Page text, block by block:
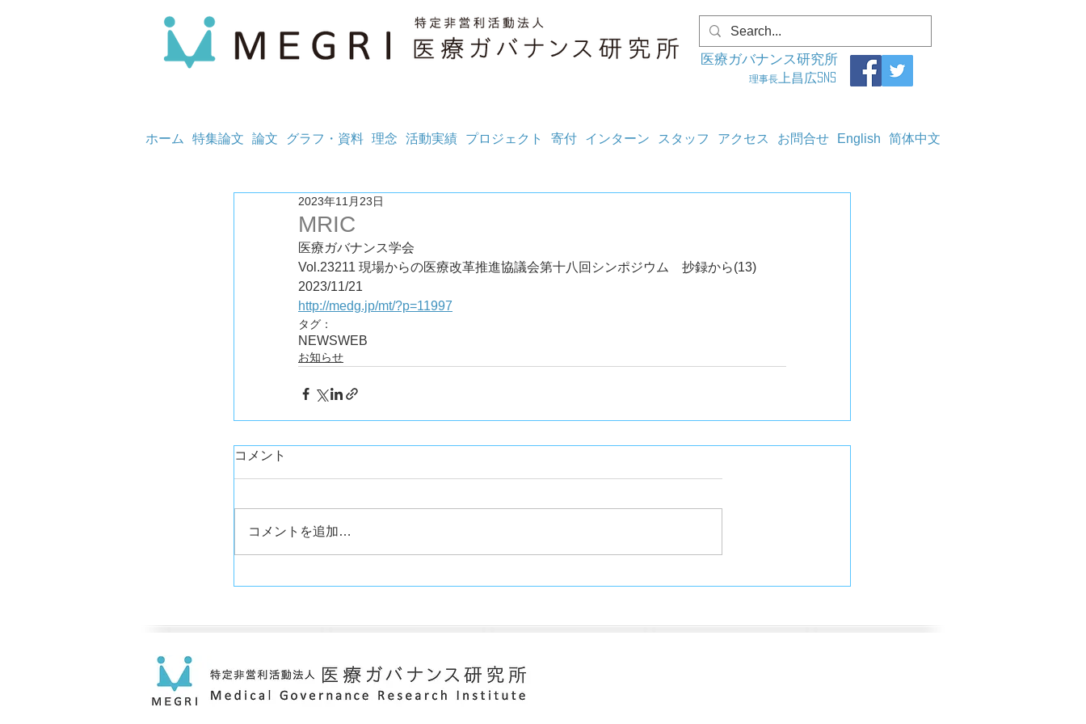
医療ガバナンス研究所
理事長 上昌広SNS
ホーム 特集論文 論文 グラフ・資料 理念 活動実績 プロジェクト 寄付 インターン スタッフ アクセス お問合せ English 简体中文
MRIC
2023年11月23日
医療ガバナンス学会
Vol.23211 現場からの医療改革推進協議会第十八回シンポジウム　抄録から(13)
2023/11/21
http://medg.jp/mt/?p=11997
タグ：
NEWSWEB
お知らせ
コメント
コメントを追加…